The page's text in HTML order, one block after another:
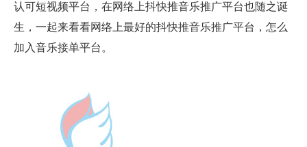
认可短视频平台，在网络上抖快推音乐推广平台也随之诞
生，一起来看看网络上最好的抖快推音乐推广平台，怎么
加入音乐接单平台。